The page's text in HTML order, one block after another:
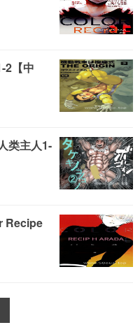
2【中
类主人1-
Recipe